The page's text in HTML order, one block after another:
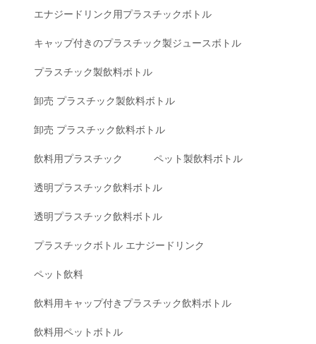
エナジードリンク用プラスチックボトル
キャップ付きのプラスチック製ジュースボトル
プラスチック製飲料ボトル
卸売 プラスチック製飲料ボトル
卸売 プラスチック飲料ボトル
飲料用プラスチック ペット製飲料ボトル
透明プラスチック飲料ボトル
透明プラスチック飲料ボトル
プラスチックボトル エナジードリンク
ペット飲料
飲料用キャップ付きプラスチック飲料ボトル
飲料用ペットボトル